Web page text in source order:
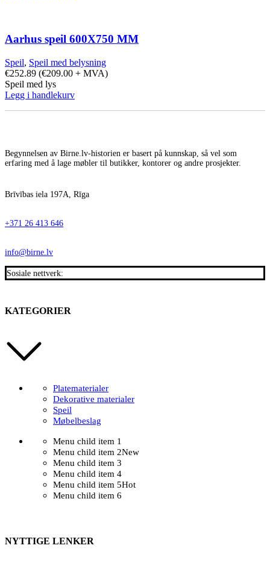
Aarhus speil 600X750 MM
Speil, Speil med belysning
€252.89 (€209.00 + MVA)
Speil med lys
Legg i handlekurv
Begynnelsen av Birne.lv-historien er basert på kunnskap, så vel som
erfaring med å lage møbler til butikker, kontorer og andre prosjekter.
Brīvības iela 197A, Rīga
+371 26 413 646
info@birne.lv
Sosiale nettverk:
KATEGORIER
Platematerialer
Dekorative materialer
Speil
Møbelbeslag
Menu child item 1
Menu child item 2New
Menu child item 3
Menu child item 4
Menu child item 5Hot
Menu child item 6
NYTTIGE LENKER